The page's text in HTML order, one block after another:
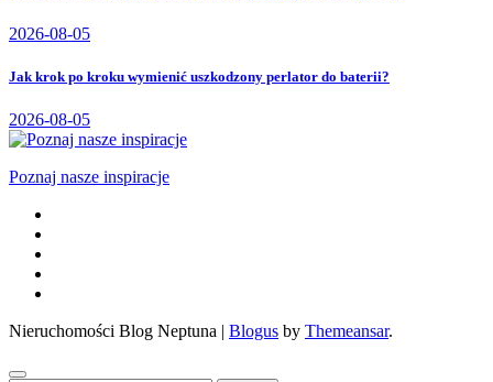
2026-08-05
Jak krok po kroku wymienić uszkodzony perlator do baterii?
2026-08-05
Poznaj nasze inspiracje
Nieruchomości Blog Neptuna | Blogus by Themeansar.